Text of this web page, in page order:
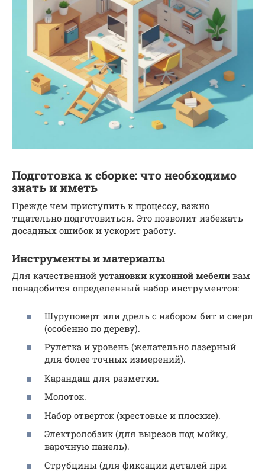
Подготовка к сборке: что необходимо
знать и иметь
Прежде чем приступить к процессу, важно
тщательно подготовиться. Это позволит избежать
досадных ошибок и ускорит работу.
Инструменты и материалы
Для качественной установки кухонной мебели вам
понадобится определенный набор инструментов:
Шуруповерт или дрель с набором бит и сверл
(особенно по дереву).
Рулетка и уровень (желательно лазерный
для более точных измерений).
Карандаш для разметки.
Молоток.
Набор отверток (крестовые и плоские).
Электролобзик (для вырезов под мойку,
варочную панель).
Струбцины (для фиксации деталей при